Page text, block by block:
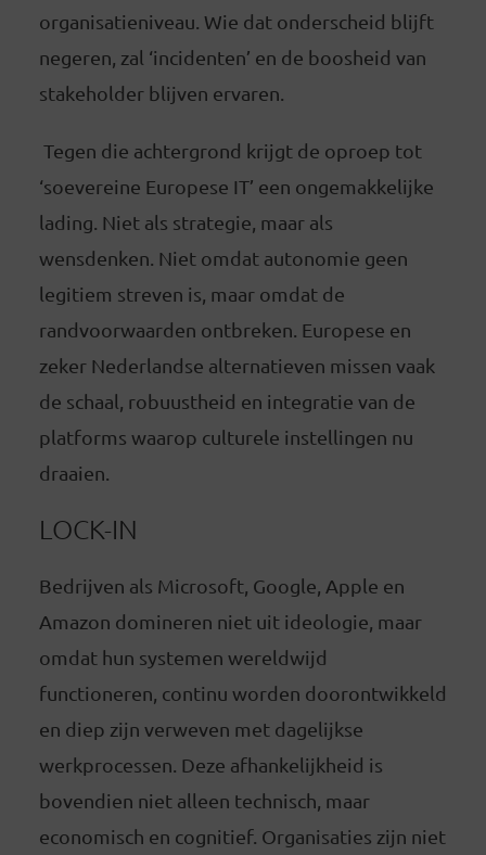
organisatieniveau. Wie dat onderscheid blijft
negeren, zal ‘incidenten’ en de boosheid van
stakeholder blijven ervaren.
Tegen die achtergrond krijgt de oproep tot
‘soevereine Europese IT’ een ongemakkelijke
lading. Niet als strategie, maar als
wensdenken. Niet omdat autonomie geen
legitiem streven is, maar omdat de
randvoorwaarden ontbreken. Europese en
zeker Nederlandse alternatieven missen vaak
de schaal, robuustheid en integratie van de
platforms waarop culturele instellingen nu
draaien.
LOCK-IN
Bedrijven als Microsoft, Google, Apple en
Amazon domineren niet uit ideologie, maar
omdat hun systemen wereldwijd
functioneren, continu worden doorontwikkeld
en diep zijn verweven met dagelijkse
werkprocessen. Deze afhankelijkheid is
bovendien niet alleen technisch, maar
economisch en cognitief. Organisaties zijn niet